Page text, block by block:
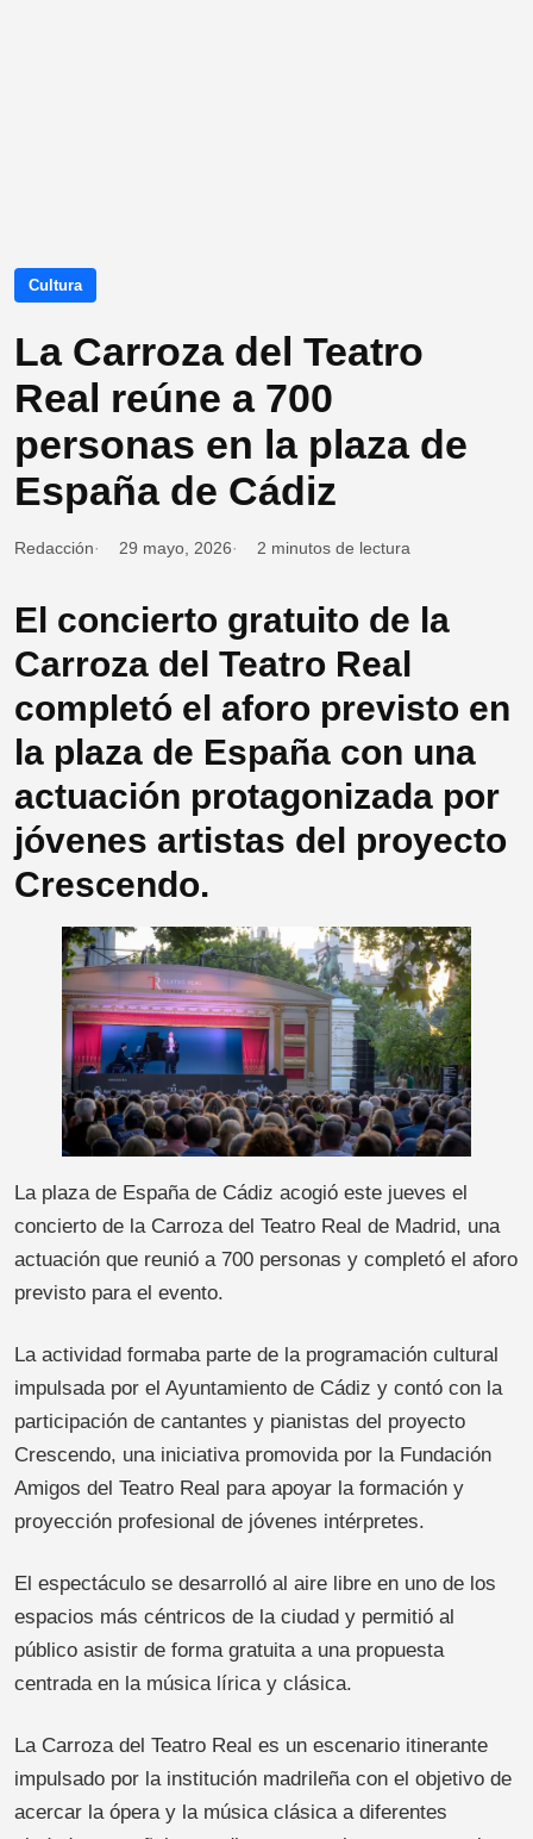
Cultura
La Carroza del Teatro
Real reúne a 700
personas en la plaza de
España de Cádiz
Redacción 29 mayo, 2026 2 minutos de lectura
El concierto gratuito de la
Carroza del Teatro Real
completó el aforo previsto en
la plaza de España con una
actuación protagonizada por
jóvenes artistas del proyecto
Crescendo.
La plaza de España de Cádiz acogió este jueves el
concierto de la Carroza del Teatro Real de Madrid, una
actuación que reunió a 700 personas y completó el aforo
previsto para el evento.
La actividad formaba parte de la programación cultural
impulsada por el Ayuntamiento de Cádiz y contó con la
participación de cantantes y pianistas del proyecto
Crescendo, una iniciativa promovida por la Fundación
Amigos del Teatro Real para apoyar la formación y
proyección profesional de jóvenes intérpretes.
El espectáculo se desarrolló al aire libre en uno de los
espacios más céntricos de la ciudad y permitió al
público asistir de forma gratuita a una propuesta
centrada en la música lírica y clásica.
La Carroza del Teatro Real es un escenario itinerante
impulsado por la institución madrileña con el objetivo de
acercar la ópera y la música clásica a diferentes